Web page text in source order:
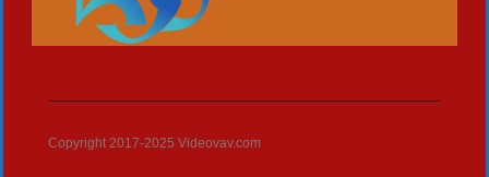
Copyright 2017-2025 Videovav.com